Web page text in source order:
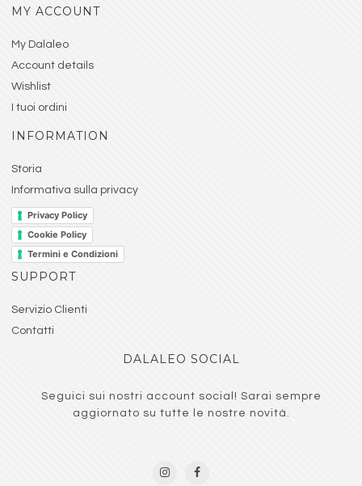
MY ACCOUNT
My Dalaleo
Account details
Wishlist
I tuoi ordini
INFORMATION
Storia
Informativa sulla privacy
Privacy Policy
Cookie Policy
Termini e Condizioni
SUPPORT
Servizio Clienti
Contatti
DALALEO SOCIAL
Seguici sui nostri account social! Sarai sempre
aggiornato su tutte le nostre novità.